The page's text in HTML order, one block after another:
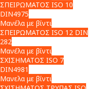
ΣΠΕΙΡΩΜΑΤΟΣ ISO 10
DIN4975
Μανέλα με βίντι
ΣΠΕΙΡΩΜΑΤΟΣ ISO 12 DIN
282
Μανέλα με βίντι
ΣΧΙΣΗΜΑΤΟΣ ISO 7
DIN4981
Μανελα με βίντι